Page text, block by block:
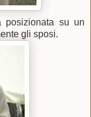
posizionata su un
gli sposi.